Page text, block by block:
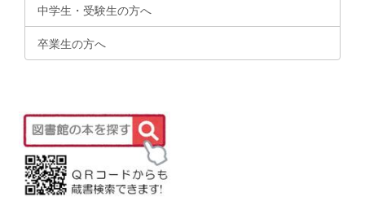
中学生・受験生の方へ
卒業生の方へ